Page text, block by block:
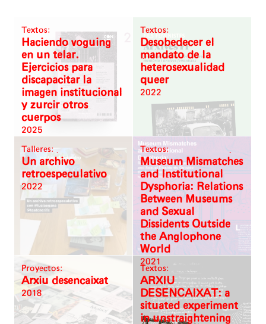
Textos:
Haciendo voguing
en un telar.
Ejercicios para
discapacitar la
imagen institucional
y zurcir otros
cuerpos
2025
Textos:
Desobedecer el
mandato de la
heterosexualidad
queer
2022
Talleres:
Un archivo
retroespeculativo
2022
Textos:
Museum Mismatches
and Institutional
Dysphoria: Relations
Between Museums
and Sexual
Dissidents Outside
the Anglophone
World
2021
Proyectos:
Arxiu desencaixat
2018
Textos:
ARXIU
DESENCAIXAT: a
situated experiment
in unstraightening